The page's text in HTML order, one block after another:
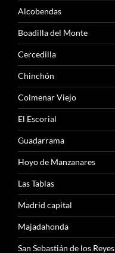
Alcobendas
Boadilla del Monte
Cercedilla
Chinchón
Colmenar Viejo
El Escorial
Guadarrama
Hoyo de Manzanares
Las Tablas
Madrid capital
Majadahonda
San Sebastián de los Reyes